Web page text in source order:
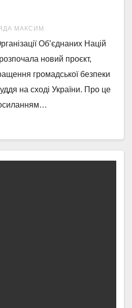
МАКСИМ
Об’єднаних Націй
новий проєкт,
громадської безпеки
на сході України. Про це